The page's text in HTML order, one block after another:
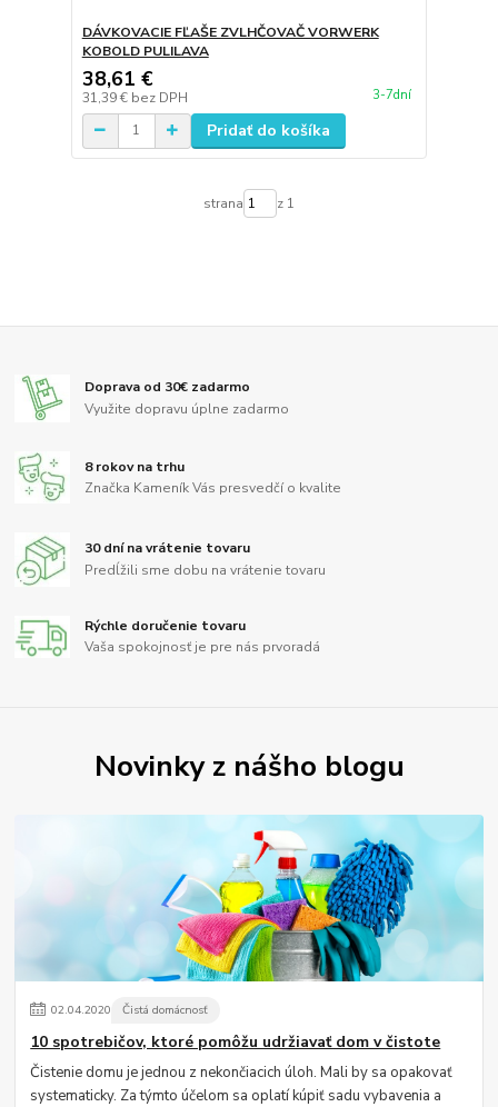
DÁVKOVACIE FĽAŠE ZVLHČOVAČ VORWERK
KOBOLD PULILAVA
38,61 €
31,39 € bez DPH 3-7dní
Pridať do košíka
strana z 1
Doprava od 30€ zadarmo
Využite dopravu úplne zadarmo
8 rokov na trhu
Značka Kameník Vás presvedčí o kvalite
30 dní na vrátenie tovaru
Predĺžili sme dobu na vrátenie tovaru
Rýchle doručenie tovaru
Vaša spokojnosť je pre nás prvoradá
Novinky z nášho blogu
02.04.2020 Čistá domácnosť
10 spotrebičov, ktoré pomôžu udržiavať dom v čistote
Čistenie domu je jednou z nekončiacich úloh. Mali by sa opakovať
systematicky. Za týmto účelom sa oplatí kúpiť sadu vybavenia a